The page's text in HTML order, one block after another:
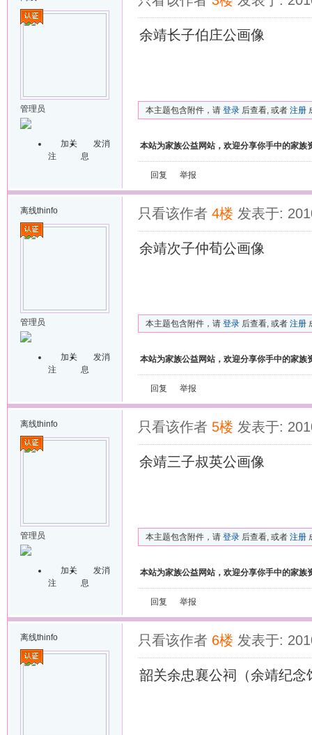
管理员
加关
注
发消
息
余靖长子伯庄公画像
本主题包含附件，请 登录 后查看, 或者 注册
本站为家族公益网站，欢迎分享你手中的家
回复 举报
离线thinfo
管理员
加关
注
发消
息
只看该作者 4楼 发表于:
余靖次子仲荀公画像
本主题包含附件，请 登录 后查看, 或者 注册
本站为家族公益网站，欢迎分享你手中的家
回复 举报
离线thinfo
管理员
加关
注
发消
息
只看该作者 5楼 发表于:
余靖三子叔英公画像
本主题包含附件，请 登录 后查看, 或者 注册
本站为家族公益网站，欢迎分享你手中的家
回复 举报
离线thinfo 只看该作者 6楼 发表于:
韶关余忠襄公祠（余靖纪念